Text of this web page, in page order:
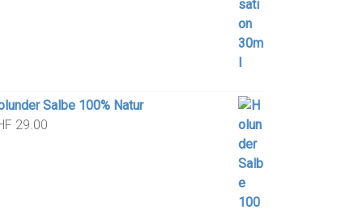
Salbe 100% Natur
29.00